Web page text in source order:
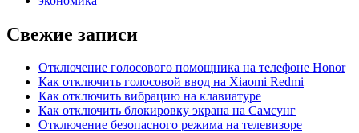
Свежие записи
Отключение голосового помощника на телефоне Honor
Как отключить голосовой ввод на Xiaomi Redmi
Как отключить вибрацию на клавиатуре
Как отключить блокировку экрана на Самсунг
Отключение безопасного режима на телевизоре